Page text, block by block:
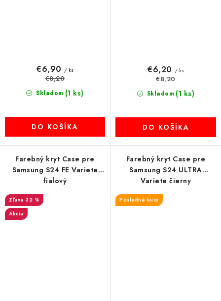
Skladom (1 ks)
€6,90 / ks
€8,20
DO KOŠÍKA
Skladom (1 ks)
€6,20 / ks
€8,20
DO KOŠÍKA
Farebný kryt Case pre
Samsung S24 FE Variete
fialový
32 %
Akcia
Farebný kryt Case pre
Samsung S24 ULTRA
Variete čierny
Posledné kusy